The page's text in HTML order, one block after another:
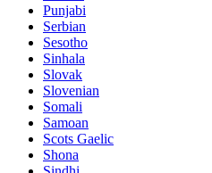
Punjabi
Serbian
Sesotho
Sinhala
Slovak
Slovenian
Somali
Samoan
Scots Gaelic
Shona